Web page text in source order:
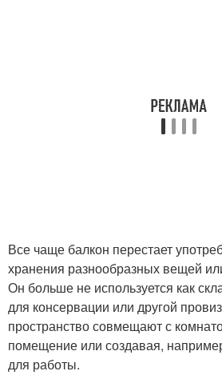
Все чаще балкон перестает
хранения разнообразных вещей
Он больше не используется как
для консервации или другой
пространство совмещают с
помещение или создавая,
для работы.